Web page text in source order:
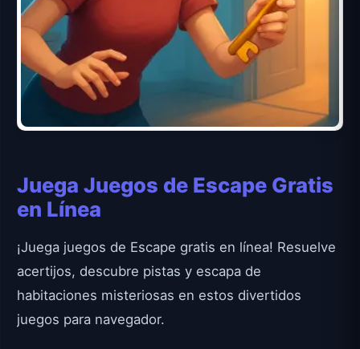
Juega Juegos de Escape Gratis
en Línea
¡Juega juegos de Escape gratis en línea! Resuelve
acertijos, descubre pistas y escapa de
habitaciones misteriosas en estos divertidos
juegos para navegador.